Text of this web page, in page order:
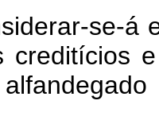
se-á
creditícios